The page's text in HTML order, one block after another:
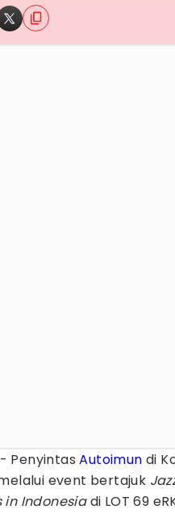
- PenyintasAutoimun di
event bertajuk
in Indonesiadi LOT 69